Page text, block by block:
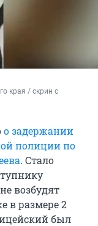
края / скрин с
о задержании
полиции по
. Стало
возбудят
в размере 2
был